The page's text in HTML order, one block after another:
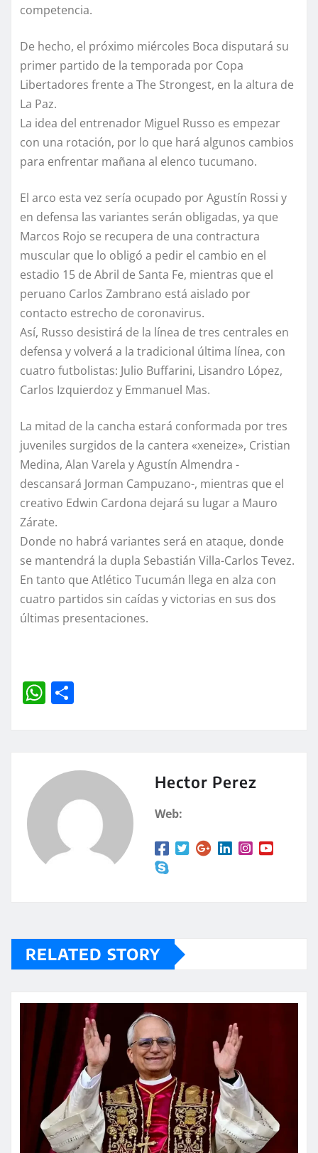
competencia.
De hecho, el próximo miércoles Boca disputará su
primer partido de la temporada por Copa
Libertadores frente a The Strongest, en la altura de
La Paz.
La idea del entrenador Miguel Russo es empezar
con una rotación, por lo que hará algunos cambios
para enfrentar mañana al elenco tucumano.
El arco esta vez sería ocupado por Agustín Rossi y
en defensa las variantes serán obligadas, ya que
Marcos Rojo se recupera de una contractura
muscular que lo obligó a pedir el cambio en el
estadio 15 de Abril de Santa Fe, mientras que el
peruano Carlos Zambrano está aislado por
contacto estrecho de coronavirus.
Así, Russo desistirá de la línea de tres centrales en
defensa y volverá a la tradicional última línea, con
cuatro futbolistas: Julio Buffarini, Lisandro López,
Carlos Izquierdoz y Emmanuel Mas.
La mitad de la cancha estará conformada por tres
juveniles surgidos de la cantera «xeneize», Cristian
Medina, Alan Varela y Agustín Almendra -
descansará Jorman Campuzano-, mientras que el
creativo Edwin Cardona dejará su lugar a Mauro
Zárate.
Donde no habrá variantes será en ataque, donde
se mantendrá la dupla Sebastián Villa-Carlos Tevez.
En tanto que Atlético Tucumán llega en alza con
cuatro partidos sin caídas y victorias en sus dos
últimas presentaciones.
W
A
p
rt
Hector Perez
Web:
RELATED STORY